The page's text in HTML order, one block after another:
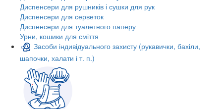
Диспенсери для рушників і сушки для рук
Диспенсери для серветок
Диспенсери для туалетного паперу
Урни, кошики для сміття
Засоби індивідуального захисту (рукавички, бахіли,
шапочки, халати і т. п.)